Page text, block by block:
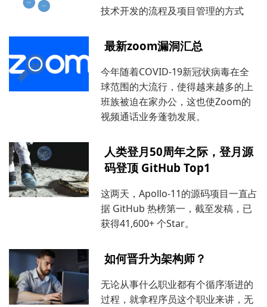
技术开发的流程及项目管理的方式
最新zoom漏洞汇总
今年随着COVID-19新冠状病毒在全
球范围的大流行，使得越来越多的上
班族被迫在家办公，这也使Zoom的
视频通话业务蓬勃发展。
人类登月50周年之际，登月源
码登顶 GitHub Top1
这两天，Apollo-11的源码项目一直占
据 GitHub 热榜第一，截至发稿，已
获得41,600+ 个Star。
如何晋升为架构师？
无论从事什么职业都有个循序渐进的
过程，就拿程序员这个职业来讲，无